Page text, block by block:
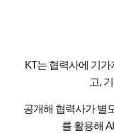
KT는 협력사에 기
고,
공개해 협력사가 별
를 활용해